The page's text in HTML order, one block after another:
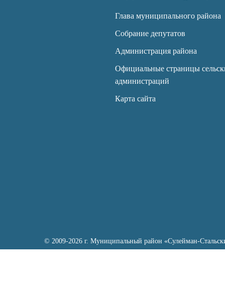
Глава муниципального района
Собрание депутатов
Администрация района
Официальные страницы
администраций
Карта сайта
© 2009-2026 г. Муниципальный район «Сулейман-